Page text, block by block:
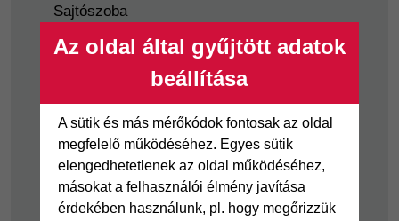
Az oldal által gyűjtött adatok
beállítása
A sütik és más mérőkódok fontosak az oldal
megfelelő működéséhez. Egyes sütik
elengedhetetlenek az oldal működéséhez,
másokat a felhasználói élmény javítása
érdekében használunk, pl. hogy megőrizzük
Sajtószoba
Nyilvánosságra
Visszaélés-bejelentés
Tájékoztató
fogyatékkal élő
ügyfelek részére
Hitelkártya
Személyikölcsön